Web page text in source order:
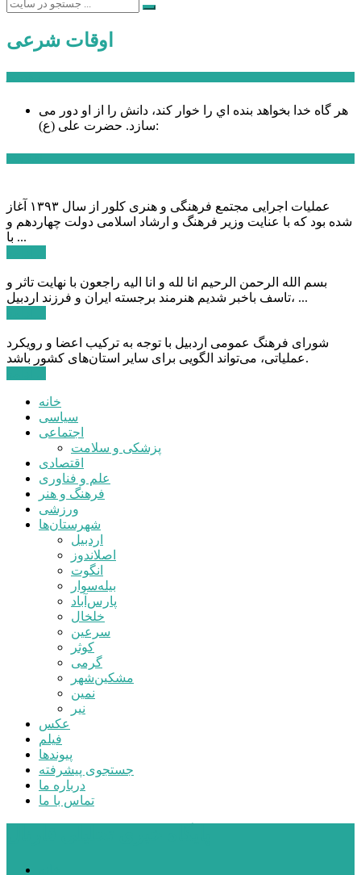
اوقات شرعی
هر گاه خدا بخواهد بنده اي را خوار كند، دانش را از او دور می
سازد.حضرت علی (ع):
عملیات اجرایی مجتمع فرهنگی و هنری کلور از سال ۱۳۹۳ آغاز
شده بود که با عنایت وزیر فرهنگ و ارشاد اسلامی دولت چهاردهم و
با ...
بسم الله الرحمن الرحیم انا لله و انا الیه راجعون با نهایت تاثر و
تاسف باخبر شدیم هنرمند برجسته ایران و فرزند اردبیل، ...
شورای فرهنگ عمومی اردبیل با توجه به ترکیب اعضا و رویکرد
عملیاتی، می‌تواند الگویی برای سایر استان‌های کشور باشد.
خانه
سیاسی
اجتماعی
پزشکی و سلامت
اقتصادی
علم و فناوری
فرهنگ و هنر
ورزشی
شهرستان‌ها
اردبیل
اصلاندوز
انگوت
بیله‌سوار
پارس‌آباد
خلخال
سرعین
کوثر
گرمی
مشکین‌شهر
نمین
نیر
عکس
فیلم
پیوندها
جستجوی پیشرفته
درباره ما
تماس با ما